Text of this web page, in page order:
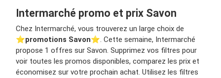
Intermarché promo et prix Savon
Chez Intermarché, vous trouverez un large choix de
⭐️promotions Savon⭐️. Cette semaine, Intermarché
propose 1 offres sur Savon. Supprimez vos filtres pour
voir toutes les promos disponibles, comparez les prix et
économisez sur votre prochain achat. Utilisez les filtres